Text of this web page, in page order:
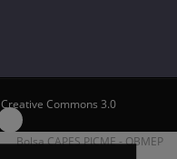
Creative Commons 3.0
Bolsa CAPES PICME - OBMEP